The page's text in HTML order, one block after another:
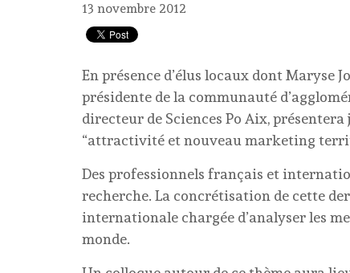
13 novembre 2012
En présence d’élus locaux dont Maryse
présidente de la communauté
directeur de Sciences Po Aix,
“attractivité et nouveau marketing
Des professionnels français et
recherche. La concrétisation de cette
internationale chargée d’analyser les
monde.